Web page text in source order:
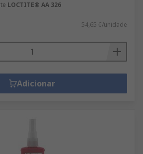
LOCTITE® AA 326
54,65 €/unidade
Adicionar